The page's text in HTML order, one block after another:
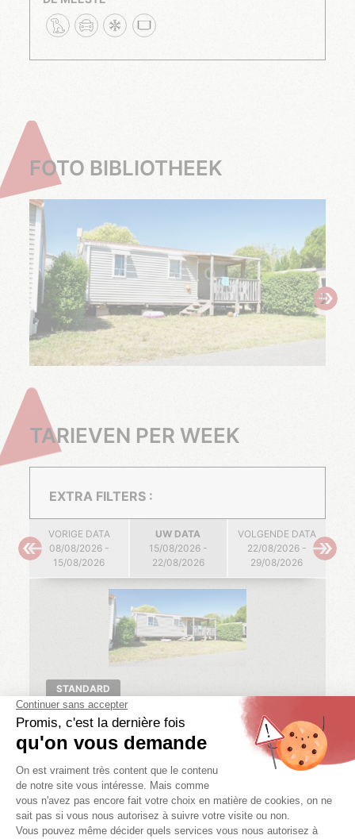
FOTO BIBLIOTHEEK
TARIEVEN PER WEEK
VORIGE DATA
08/08/2026 -
15/08/2026
UW DATA
15/08/2026 -
22/08/2026
VOLGENDE DATA
22/08/2026 -
29/08/2026
STANDARD
SAFARI CLASSIC MET AIRCONDITIONING
2 Slp. 4 personen 1 badk.
08/08/2026 -
15/08/2026
15/08/2026 -
22/08/2026
29/08/2026
-5%
EXTRA FILTERS :